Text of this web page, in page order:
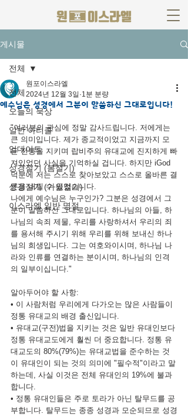
게시물
전체
오늘의 묵상
일반 아티클
업데이트
성경절기 (봄절기)
성경절기 (가을절기)
이스라엘 일반 명절
전체
예수님은 성경에서 그분이 말씀하신 그대로입니다!
원포이스라엘
2024년 12월 3일 1분 분량
"여러분의 관심에 정말 감사드립니다. 저에게는
큰 의미입니다. 제가 종교적이었고 지금까지 모
든 전통을 지키며 랍비주의 유대교에 진지하게 빠
져있었던 사실을 기억하실 겁니다. 하지만 iGod
덕분에 저는 스스로 찾아보았고 스스로 올바른 결
론을 내릴 수 있었습니다.
나에게 예수님은 누구인가? 그분은 성경에서 그
분이 말씀하신 그대로입니다. 하나님의 아들, 하
나님의 속죄 제물, 우리를 사랑하셔서 우리의 죄
를 용서해 주시기 위해 우리를 위해 보내신 하나
님의 희생입니다. 그는 여호와이시며, 하나님 나
라와 인류를 연결하는 분이시며, 하나님의 인격
의 일부이십니다."
알아두어야 할 사항:
• 이 사람처럼 우리에게 다가오는 많은 사람들이
정통 유대교의 배경 출신입니다.
• 유대교(구전)법을 지키는 것은 일반 유대인보다
정통 유대교도에게 훨씬 더 중요합니다. 정통 유
대교도의 80%(79%)는 유대교법을 준수하는 것
이 유대인이 되는 것의 의미에 "필수적"이라고 말
하는데, 사실 이것은 전체 유대인의 19%에 불과
합니다.
• 정통 유대인들은 주로 토라가 아닌 탈무드를 공
부합니다. 탈무드는 종종 성경과 모순되므로 성경